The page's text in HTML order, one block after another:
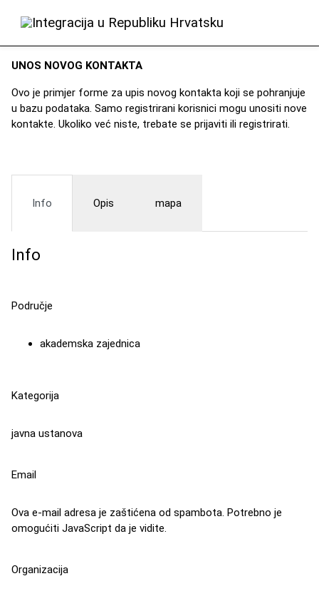
UNOS NOVOG KONTAKTA
Ovo je primjer forme za upis novog kontakta koji se pohranjuje
u bazu podataka. Samo registrirani korisnici mogu unositi nove
kontakte. Ukoliko već niste, trebate se prijaviti ili registrirati.
Info Opis mapa
Info
Područje
akademska zajednica
Kategorija
javna ustanova
Email
Ova e-mail adresa je zaštićena od spambota. Potrebno je
omogućiti JavaScript da je vidite.
Organizacija